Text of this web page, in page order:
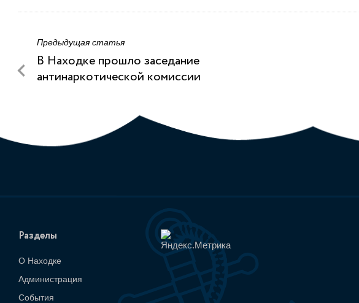
Предыдущая статья
В Находке прошло заседание
антинаркотической комиссии
Разделы
О Находке
Администрация
События